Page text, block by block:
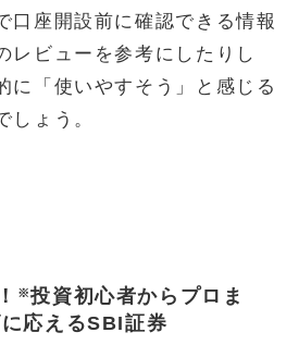
口座開設前に確認できる情報
レビューを参考にしたりし
に「使いやすそう」と感じる
しょう。
※投資初心者からプロま
応えるSBI証券